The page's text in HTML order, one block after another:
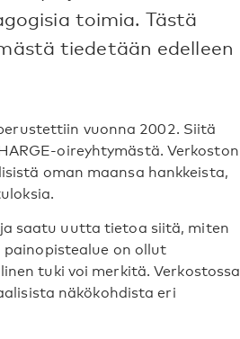
toimia. Tästä
tiedetään edelleen
vuonna 2002. Siitä
oireyhtymästä. Verkoston
oman maansa hankkeista,
saatu uutta tietoa siitä, miten
painopistealue on ollut
tuki voi merkitä. Verkostossa
näkökohdista eri